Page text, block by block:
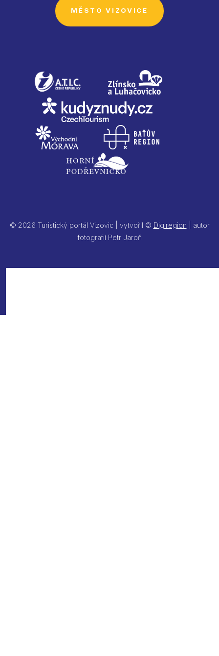
MĚSTO VIZOVICE
© 2026 Turistický portál Vizovic | vytvořil © Digiregion | autor
fotografií Petr Jaroň